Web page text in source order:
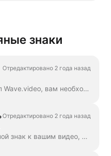
знаки
Отредактировано 2 года назад
Чтобы удалить логотип Wave.video, вам необходимо иметь один из наших тарифных планов. Все планы вы можете посмотреть здесь . В разделе "Мои проекты" нажмите на три точки, чтобы открыть Play...
Отредактировано 2 года назад
Чтобы добавить водяной знак к вашим видео, перейдите на шаг "Водяной знак" и загрузите изображение, которое вы хотите отобразить в качестве водяного знака. Как только вы...